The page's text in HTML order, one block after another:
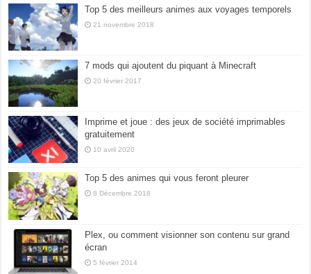
Top 5 des meilleurs animes aux voyages temporels
21 novembre 2018
7 mods qui ajoutent du piquant à Minecraft
20 février 2017
Imprime et joue : des jeux de société imprimables
gratuitement
10 avril 2020
Top 5 des animes qui vous feront pleurer
8 Décembre 2018
Plex, ou comment visionner son contenu sur grand
écran
5 février 2014